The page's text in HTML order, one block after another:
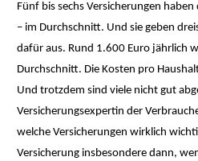
Fünf bis sechs Versicherungen
– im Durchschnitt. Und sie geben
dafür aus. Rund 1.600 Euro jährlich
Durchschnitt. Die Kosten pro
Und trotzdem sind viele nicht gut
Versicherungsexpertin der
welche Versicherungen wirklich
Versicherung insbesondere dann,